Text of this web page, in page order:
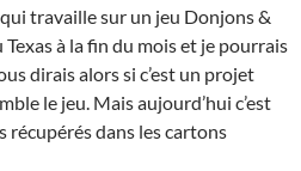
travaille sur un jeu Donjons &
Texas à la fin du mois et je pourrais
dirais alors si c’est un projet
le jeu. Mais aujourd’hui c’est
récupérés dans les cartons